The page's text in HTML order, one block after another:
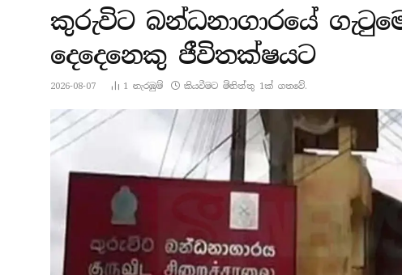
කුරුවිට බන්ධනාගාරයේ
දෙදෙනෙකු ජීවිතක්ෂයට
2026-08-07 1 නැරඹු​ම් කියවීමට මිනිත්තු 1ක් ගතවේ.